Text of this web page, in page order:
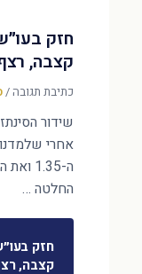
קצבה,
כתיבת תגובה/
שידור
ה-
החלטה …
קצבה,